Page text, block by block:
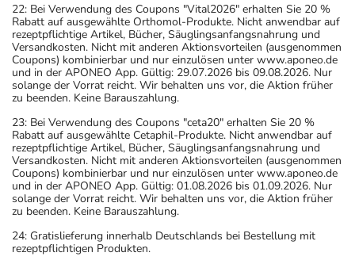
22: Bei Verwendung des Coupons "Vital2026" erhalten Sie 20 %
Rabatt auf ausgewählte Orthomol-Produkte. Nicht anwendbar auf
rezeptpflichtige Artikel, Bücher, Säuglingsanfangsnahrung und
Versandkosten. Nicht mit anderen Aktionsvorteilen (ausgenommen
Coupons) kombinierbar und nur einzulösen unter www.aponeo.de
und in der APONEO App. Gültig: 29.07.2026 bis 09.08.2026. Nur
solange der Vorrat reicht. Wir behalten uns vor, die Aktion früher
zu beenden. Keine Barauszahlung.
23: Bei Verwendung des Coupons "ceta20" erhalten Sie 20 %
Rabatt auf ausgewählte Cetaphil-Produkte. Nicht anwendbar auf
rezeptpflichtige Artikel, Bücher, Säuglingsanfangsnahrung und
Versandkosten. Nicht mit anderen Aktionsvorteilen (ausgenommen
Coupons) kombinierbar und nur einzulösen unter www.aponeo.de
und in der APONEO App. Gültig: 01.08.2026 bis 01.09.2026. Nur
solange der Vorrat reicht. Wir behalten uns vor, die Aktion früher
zu beenden. Keine Barauszahlung.
24: Gratislieferung innerhalb Deutschlands bei Bestellung mit
rezeptpflichtigen Produkten.